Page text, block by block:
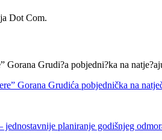
Dot Com.
Gorana Grudića pobjednička na
planiranje godišnjeg